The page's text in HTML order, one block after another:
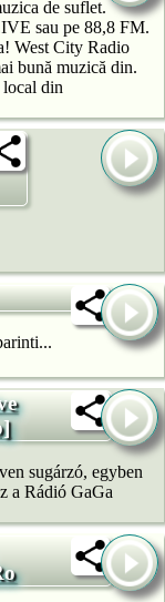
de suflet.
sau pe 88,8 FM.
West City Radio
bună muzică din.
local din
sugárzó, egyben
a Rádió GaGa